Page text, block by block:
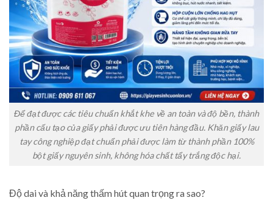
Để đạt được các tiêu chuẩn khắt khe về an toàn và độ bền, thành
phần cấu tạo của giấy phải được ưu tiên hàng đầu. Khăn giấy lau
tay công nghiệp đạt chuẩn phải được làm từ thành phần 100%
bột giấy nguyên sinh, không hóa chất tẩy trắng độc hại.
Độ dai và khả năng thấm hút quan trọng ra sao?